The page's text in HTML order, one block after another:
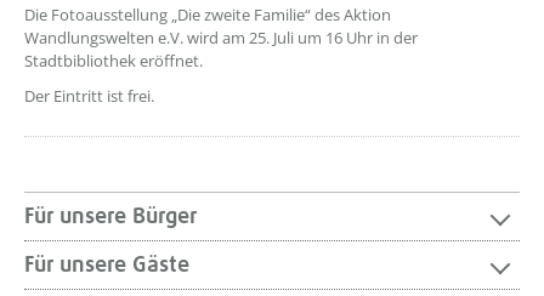
Die Fotoausstellung „Die zweite Familie“ des Aktion
Wandlungswelten e.V. wird am 25. Juli um 16 Uhr in der
Stadtbibliothek eröffnet.
Der Eintritt ist frei.
Für unsere Bürger
Für unsere Gäste